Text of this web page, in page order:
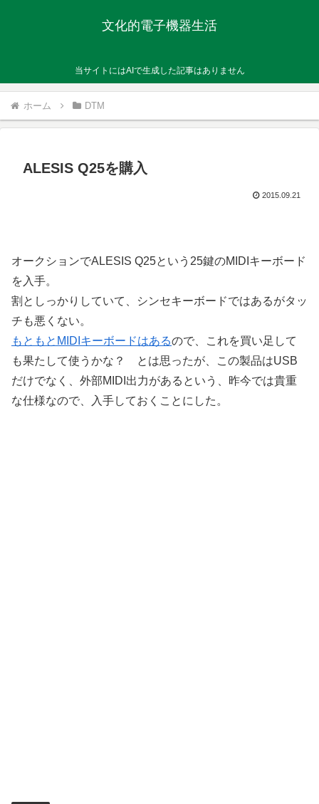
文化的電子機器生活
当サイトにはAIで生成した記事はありません
ホーム DTM
ALESIS Q25を購入
2015.09.21
オークションでALESIS Q25という25鍵のMIDIキーボード
を入手。
割としっかりしていて、シンセキーボードではあるがタッ
チも悪くない。
もともとMIDIキーボードはあるので、これを買い足して
も果たして使うかな？ とは思ったが、この製品はUSB
だけでなく、外部MIDI出力があるという、昨今では貴重
な仕様なので、入手しておくことにした。